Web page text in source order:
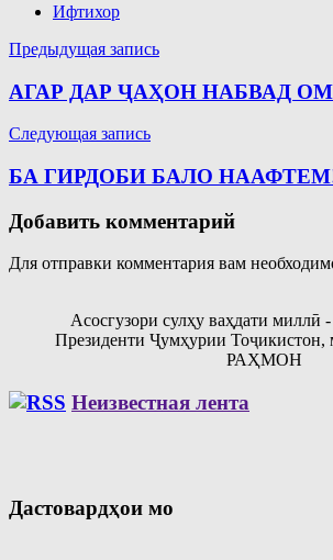
Ифтихор
Навигация
по
записям
Предыдущая запись
АГАР ДАР ҶАҲОН НАБВАД
Следующая запись
БА ГИРДОБИ БАЛО
Добавить комментарий
Для отправки комментария вам
Асосгузори сулҳу ваҳдати миллӣ
Президенти Ҷумҳурии Тоҷикистон,
РАҲМОН
Неизвестная лента
Дастовардҳои мо